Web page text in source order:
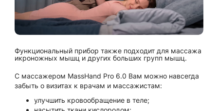
Функциональный прибор также подходит для массажа
икроножных мышц и других больших групп мышц.
С массажером MassHand Pro 6.0 Вам можно навсегда
забыть о визитах к врачам и массажистам:
улучшить кровообращение в теле;